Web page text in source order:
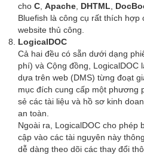
cho C Apache DHTML
Bluefish là công cụ rất thích
website thủ công.
LogicalDOC
Cả hai đều có sẵn dưới dạng
phí) và Cộng đồng, LogicalDOC
dựa trên web (DMS) từng đoạt
mục đích cung cấp một phương
sẻ các tài liệu và hồ sơ kinh
an toàn.
Ngoài ra, LogicalDOC cho phép
cập vào các tài nguyên này
dễ dàng theo dõi các thay đổi